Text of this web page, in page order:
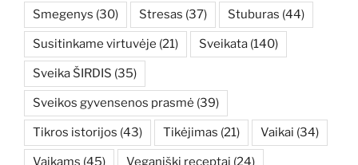
Smegenys (30) Stresas (37) Stuburas (44)
Susitinkame virtuvėje (21) Sveikata (140)
Sveika ŠIRDIS (35)
Sveikos gyvensenos prasmė (39)
Tikros istorijos (43) Tikėjimas (21) Vaikai (34)
Vaikams (45) Veganiški receptai (24)